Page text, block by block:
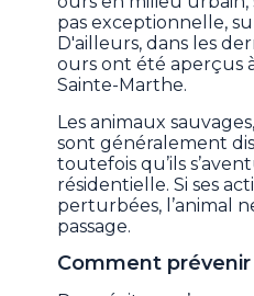
pas exceptionnelle,
D'ailleurs, dans les
ours ont été aperçus
Sainte-Marthe.
Les animaux
sont généralement
toutefois qu’ils
résidentielle. Si ses
perturbées, l’animal
passage.
Comment